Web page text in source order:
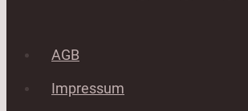
AGB
Impressum